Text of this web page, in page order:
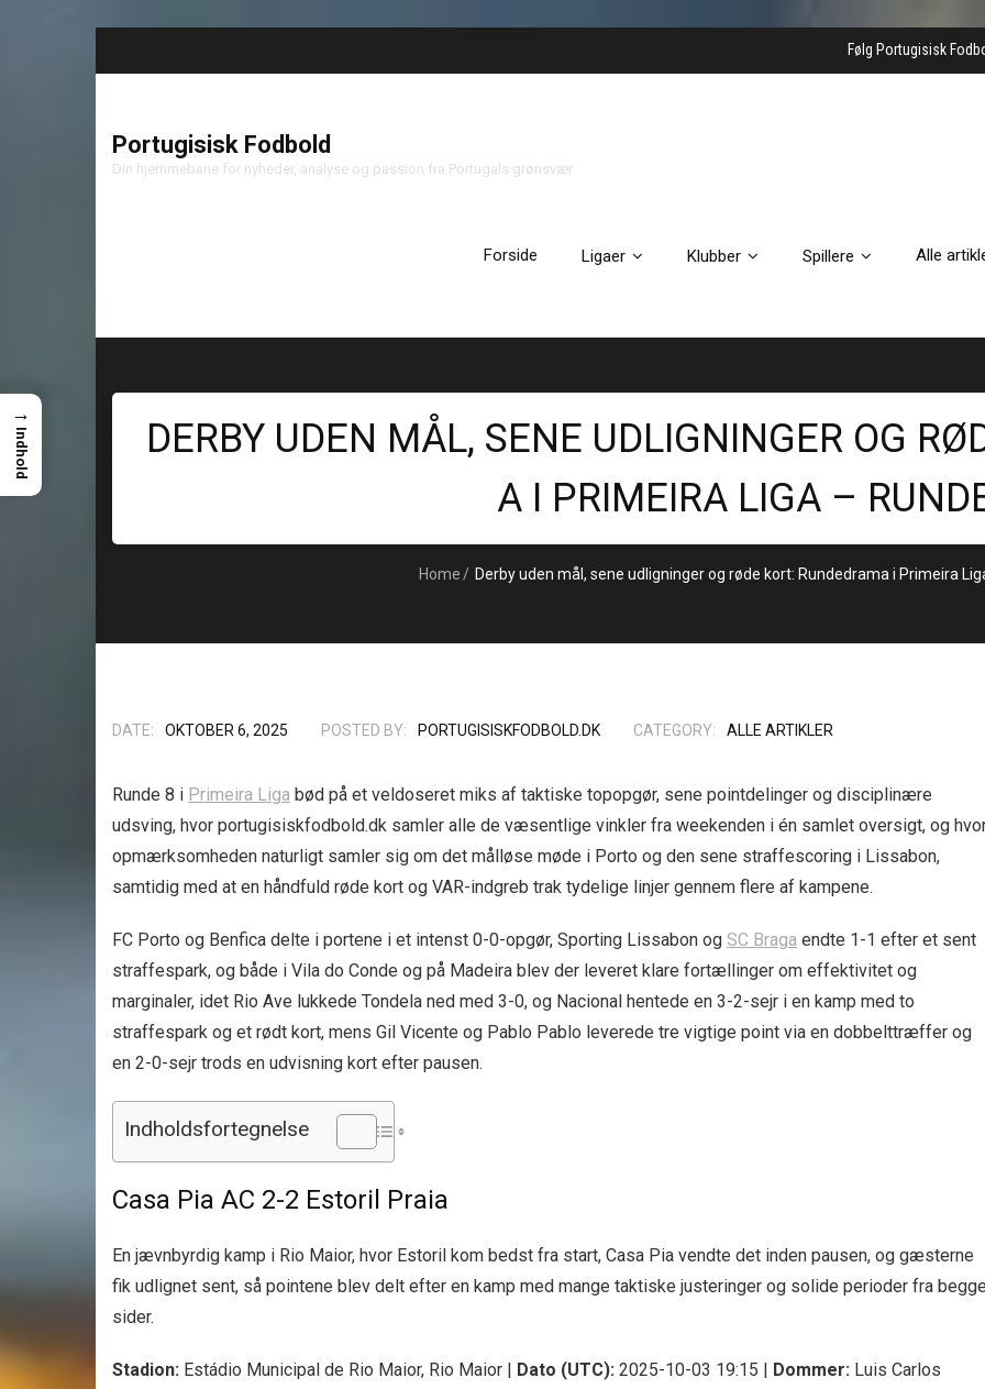
Følg Portugisisk
Portugisisk Fodbold
Din hjemmebane for nyheder, analyse og passion fra Portugals grønsvær
Forside Ligaer Klubber Spillere Alle
DERBY UDEN MÅL, SENE UDLIGNINGER OG
A I PRIMEIRA LIGA –
Home / Derby uden mål, sene udligninger og røde kort: Rundedrama i Primeira
DATE: OKTOBER 6, 2025 POSTED BY: PORTUGISISKFODBOLD.DK CATEGORY: ALLE ARTIKLER
Runde 8 i Primeira Liga bød på et veldoseret miks af taktiske topopgør, sene pointdelinger og disciplinære
udsving, hvor portugisiskfodbold.dk samler alle de væsentlige vinkler fra weekenden i én samlet oversigt, og
opmærksomheden naturligt samler sig om det målløse møde i Porto og den sene straffescoring i Lissabon,
samtidig med at en håndfuld røde kort og VAR-indgreb trak tydelige linjer gennem flere af kampene.
FC Porto og Benfica delte i portene i et intenst 0-0-opgør, Sporting Lissabon og SC Braga endte 1-1 efter et sent
straffespark, og både i Vila do Conde og på Madeira blev der leveret klare fortællinger om effektivitet og
marginaler, idet Rio Ave lukkede Tondela ned med 3-0, og Nacional hentede en 3-2-sejr i en kamp med to
straffespark og et rødt kort, mens Gil Vicente og Pablo Pablo leverede tre vigtige point via en dobbelttræffer og
en 2-0-sejr trods en udvisning kort efter pausen.
Indholdsfortegnelse
Casa Pia AC 2-2 Estoril Praia
En jævnbyrdig kamp i Rio Maior, hvor Estoril kom bedst fra start, Casa Pia vendte det inden pausen, og gæsterne
fik udlignet sent, så pointene blev delt efter en kamp med mange taktiske justeringer og solide perioder fra
sider.
Stadion: Estádio Municipal de Rio Maior, Rio Maior | Dato (UTC): 2025-10-03 19:15 | Dommer: Luis Carlos
→
Indhold